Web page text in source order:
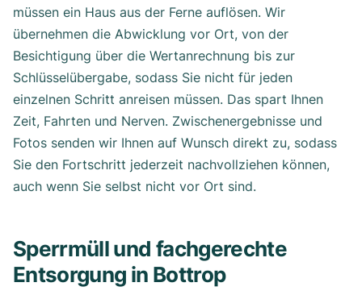
müssen ein Haus aus der Ferne auflösen. Wir
übernehmen die Abwicklung vor Ort, von der
Besichtigung über die Wertanrechnung bis zur
Schlüsselübergabe, sodass Sie nicht für jeden
einzelnen Schritt anreisen müssen. Das spart Ihnen
Zeit, Fahrten und Nerven. Zwischenergebnisse und
Fotos senden wir Ihnen auf Wunsch direkt zu, sodass
Sie den Fortschritt jederzeit nachvollziehen können,
auch wenn Sie selbst nicht vor Ort sind.
Sperrmüll und fachgerechte
Entsorgung in Bottrop